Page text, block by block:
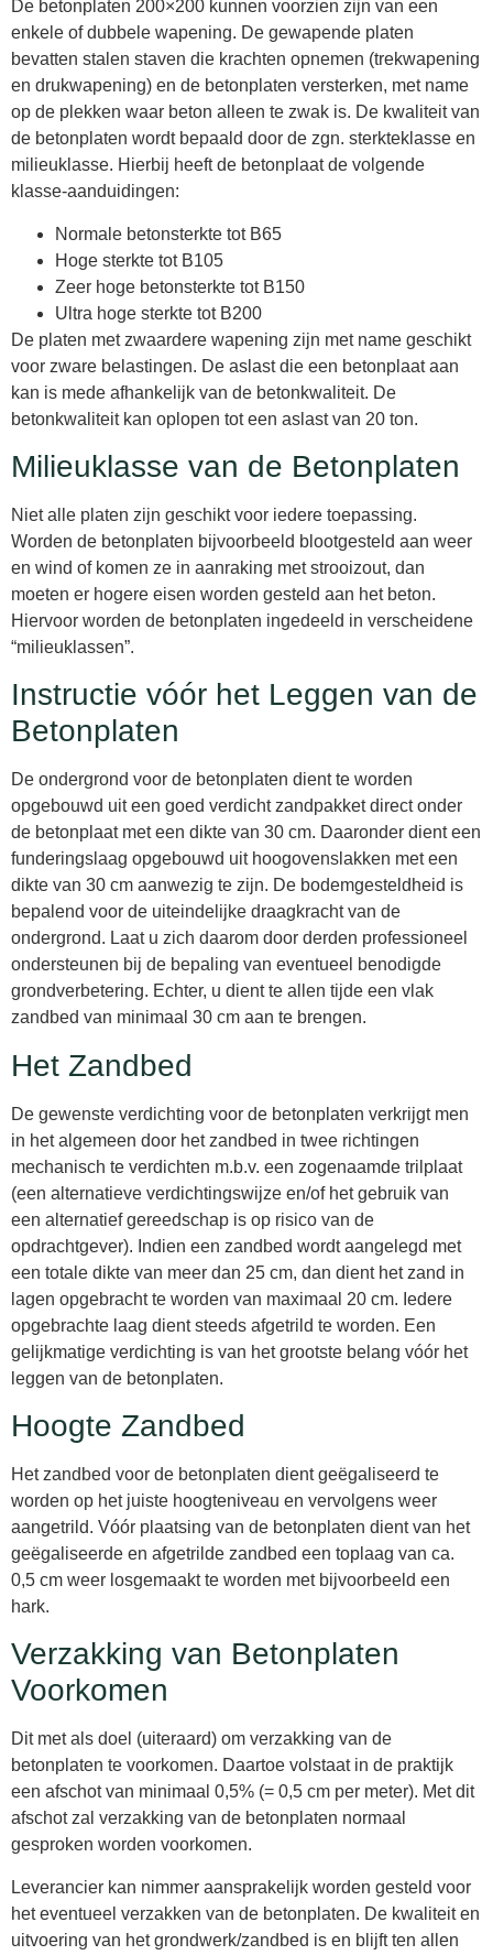
De betonplaten 200×200 kunnen voorzien zijn van een
enkele of dubbele wapening. De gewapende platen
bevatten stalen staven die krachten opnemen (trekwapening
en drukwapening) en de betonplaten versterken, met name
op de plekken waar beton alleen te zwak is. De kwaliteit van
de betonplaten wordt bepaald door de zgn. sterkteklasse en
milieuklasse. Hierbij heeft de betonplaat de volgende
klasse-aanduidingen:
Normale betonsterkte tot B65
Hoge sterkte tot B105
Zeer hoge betonsterkte tot B150
Ultra hoge sterkte tot B200
De platen met zwaardere wapening zijn met name geschikt
voor zware belastingen. De aslast die een betonplaat aan
kan is mede afhankelijk van de betonkwaliteit. De
betonkwaliteit kan oplopen tot een aslast van 20 ton.
Milieuklasse van de Betonplaten
Niet alle platen zijn geschikt voor iedere toepassing.
Worden de betonplaten bijvoorbeeld blootgesteld aan weer
en wind of komen ze in aanraking met strooizout, dan
moeten er hogere eisen worden gesteld aan het beton.
Hiervoor worden de betonplaten ingedeeld in verscheidene
“milieuklassen”.
Instructie vóór het Leggen van de
Betonplaten
De ondergrond voor de betonplaten dient te worden
opgebouwd uit een goed verdicht zandpakket direct onder
de betonplaat met een dikte van 30 cm. Daaronder dient een
funderingslaag opgebouwd uit hoogovenslakken met een
dikte van 30 cm aanwezig te zijn. De bodemgesteldheid is
bepalend voor de uiteindelijke draagkracht van de
ondergrond. Laat u zich daarom door derden professioneel
ondersteunen bij de bepaling van eventueel benodigde
grondverbetering. Echter, u dient te allen tijde een vlak
zandbed van minimaal 30 cm aan te brengen.
Het Zandbed
De gewenste verdichting voor de betonplaten verkrijgt men
in het algemeen door het zandbed in twee richtingen
mechanisch te verdichten m.b.v. een zogenaamde trilplaat
(een alternatieve verdichtingswijze en/of het gebruik van
een alternatief gereedschap is op risico van de
opdrachtgever). Indien een zandbed wordt aangelegd met
een totale dikte van meer dan 25 cm, dan dient het zand in
lagen opgebracht te worden van maximaal 20 cm. Iedere
opgebrachte laag dient steeds afgetrild te worden. Een
gelijkmatige verdichting is van het grootste belang vóór het
leggen van de betonplaten.
Hoogte Zandbed
Het zandbed voor de betonplaten dient geëgaliseerd te
worden op het juiste hoogteniveau en vervolgens weer
aangetrild. Vóór plaatsing van de betonplaten dient van het
geëgaliseerde en afgetrilde zandbed een toplaag van ca.
0,5 cm weer losgemaakt te worden met bijvoorbeeld een
hark.
Verzakking van Betonplaten
Voorkomen
Dit met als doel (uiteraard) om verzakking van de
betonplaten te voorkomen. Daartoe volstaat in de praktijk
een afschot van minimaal 0,5% (= 0,5 cm per meter). Met dit
afschot zal verzakking van de betonplaten normaal
gesproken worden voorkomen.
Leverancier kan nimmer aansprakelijk worden gesteld voor
het eventueel verzakken van de betonplaten. De kwaliteit en
uitvoering van het grondwerk/zandbed is en blijft ten allen